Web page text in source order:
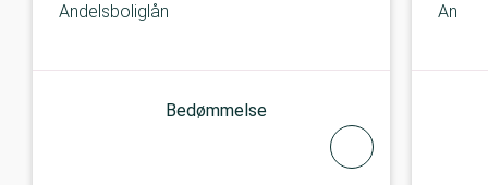
Andelsboliglån
Bedømmelse